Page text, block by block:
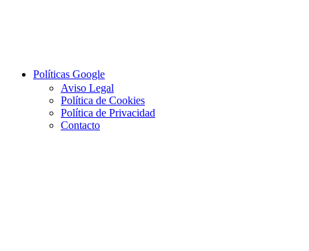
Políticas Google
Aviso Legal
Política de Cookies
Política de Privacidad
Contacto